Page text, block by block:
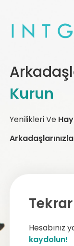
Kurun
Yenilikleri Ve
Arkadaşlarınızla
Hesabınız
kaydolun!